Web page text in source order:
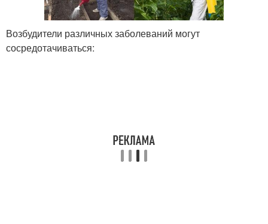
Возбудители различных заболеваний могут
сосредотачиваться: